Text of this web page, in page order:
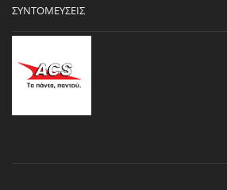
ΣΥΝΤΟΜΕΎΣΕΙΣ